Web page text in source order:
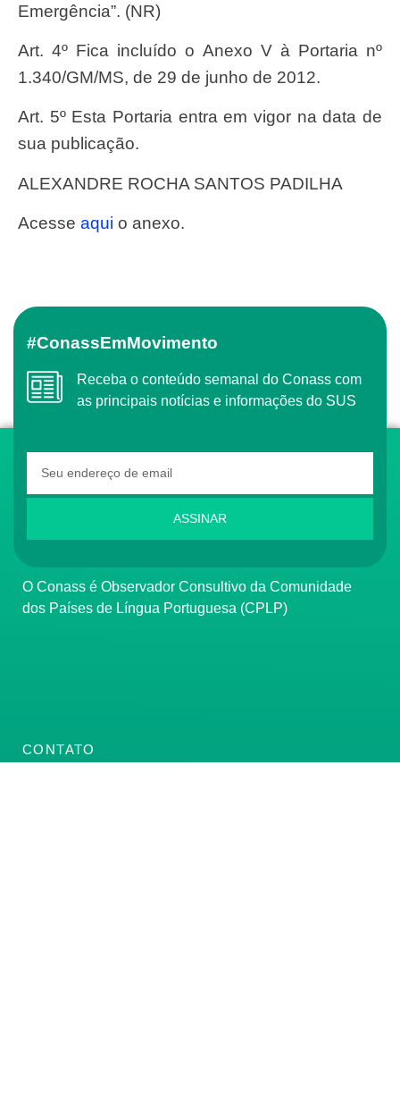
Emergência”. (NR)
Art. 4º Fica incluído o Anexo V à Portaria nº
1.340/GM/MS, de 29 de junho de 2012.
Art. 5º Esta Portaria entra em vigor na data de
sua publicação.
ALEXANDRE ROCHA SANTOS PADILHA
Acesse aqui o anexo.
#ConassEmMovimento
Receba o conteúdo semanal do Conass com
as principais notícias e informações do SUS
ASSINAR
O Conass é Observador Consultivo da Comunidade
dos Países de Língua Portuguesa (CPLP)
CONTATO